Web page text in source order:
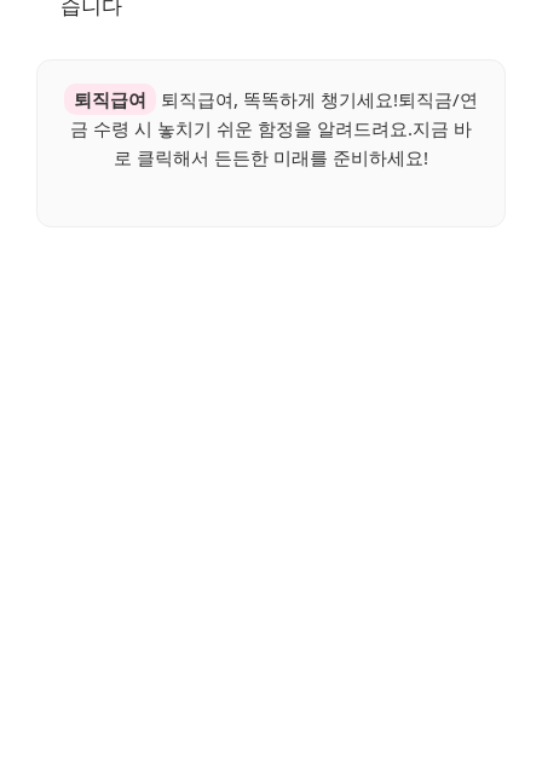
습니다
퇴직급여
퇴직급여, 똑똑하게 챙기세요!퇴직금/연
금 수령 시 놓치기 쉬운 함정을 알려드려요.지금 바
로 클릭해서 든든한 미래를 준비하세요!